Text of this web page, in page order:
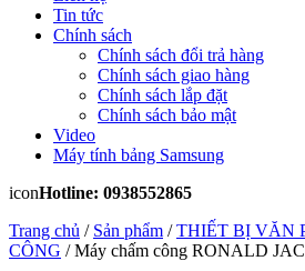
Tin tức
Chính sách
Chính sách đổi trả hàng
Chính sách giao hàng
Chính sách lắp đặt
Chính sách bảo mật
Video
Máy tính bảng Samsung
iconHotline: 0938552865
Trang chủ / Sản phẩm /THIẾT BỊ VĂN
CÔNG / Máy chấm công RONALD